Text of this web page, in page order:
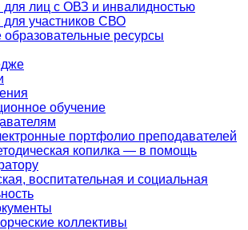
лиц с ОВЗ и инвалидностью
участников СВО
ресурсы
обучение
портфолио преподавателей
копилка — в помощь
воспитательная и социальная
коллективы